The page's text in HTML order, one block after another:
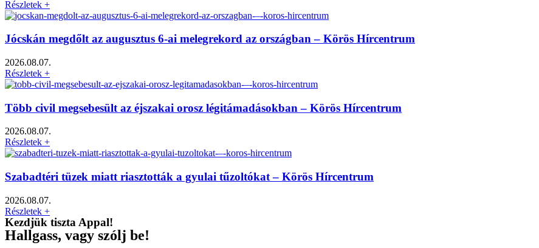
Részletek +
Jócskán megdőlt az augusztus 6-ai melegrekord az országban – Körös Hírcentrum
2026.08.07.
Részletek +
Több civil megsebesült az éjszakai orosz légitámadásokban – Körös Hírcentrum
2026.08.07.
Részletek +
Szabadtéri tüzek miatt riasztották a gyulai tűzoltókat – Körös Hírcentrum
2026.08.07.
Részletek +
Kezdjük tiszta Appal!
Hallgass, vagy szólj be!